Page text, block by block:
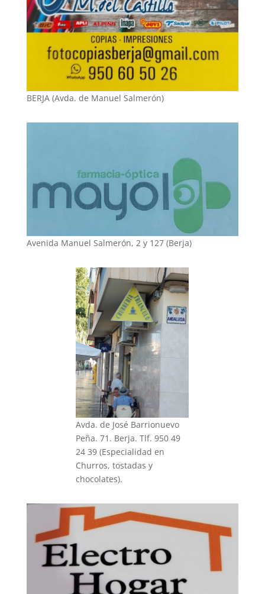
BERJA (Avda. de Manuel Salmerón)
Avenida Manuel Salmerón, 2 y 127 (Berja)
Avda. de José Barrionuevo
Peña. 71. Berja. Tlf. 950 49
24 39 (Especialidad en
Churros, tostadas y
chocolates).